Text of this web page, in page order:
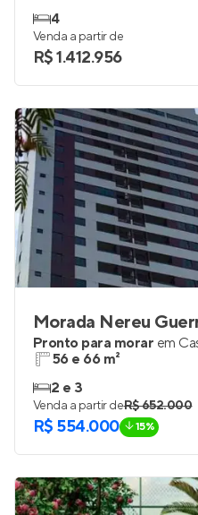
4
Venda a partir de
R$ 1.412.956
Morada Nereu
Pronto para morar em
56 e 66 m²
2 e 3
Venda a partir deR$ 652.000
R$ 554.000 15%